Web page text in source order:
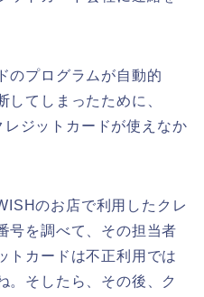
のプログラムが自動的
してしまったために、
ジットカードが使えなか
のお店で利用したクレ
号を調べて、その担当者
トカードは不正利用では
。そしたら、その後、ク